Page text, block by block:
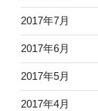
2017年7月
2017年6月
2017年5月
2017年4月